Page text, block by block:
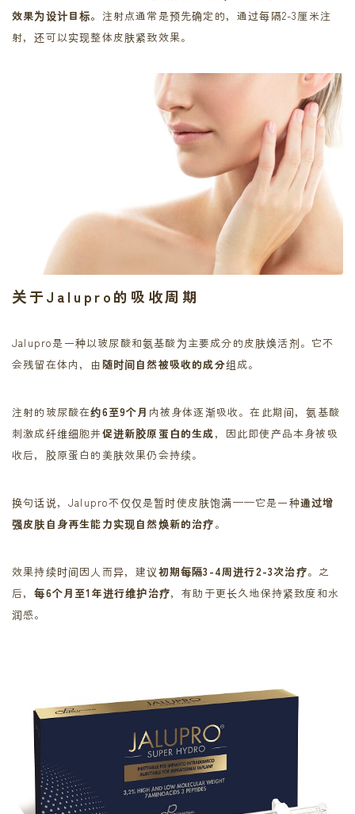
效果为设计目标。 注射点通常是预先确定的，通过每隔2-3厘米注
射，还可以实现整体皮肤紧致效果。
关于Jalupro的吸收周期
Jalupro是一种以玻尿酸和氨基酸为主要成分的皮肤焕活剂。它不
会残留在体内，由 随时间自然被吸收的成分组成。
注射的玻尿酸在约6至9个月 内被身体逐渐吸收。在此期间，氨基酸
刺激成纤维细胞并促进新胶原蛋白的生成，因此即使产品本身被吸
收后，胶原蛋白的美肤效果仍会持续。
换句话说，Jalupro不仅仅是暂时使皮肤饱满——它是一种通过增
强皮肤自身再生能力实现自然焕新的治疗。
效果持续时间因人而异，建议初期每隔3-4周进行2-3次治疗。之
后，每6个月至1年进行维护治疗，有助于更长久地保持紧致度和水
润感。